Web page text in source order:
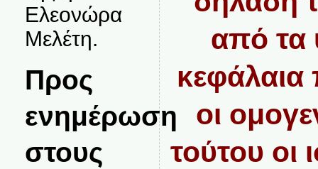
Ελεονώρα
Μελέτη.
Προς
ενημέρωση
στους
από τα
κεφάλαια
οι
τούτου οι